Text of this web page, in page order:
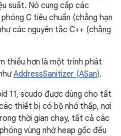
suất. Nó cung cấp các
C tiêu chuẩn (chẳng hạn
các nguyên tắc C++ (chẳng
thiểu hơn là một trình phát
AddressSanitizer (ASan).
11, scudo được dùng cho tất
thiết bị có bộ nhớ thấp, nơi
thời gian chạy, tất cả các
vùng nhớ heap gốc đều